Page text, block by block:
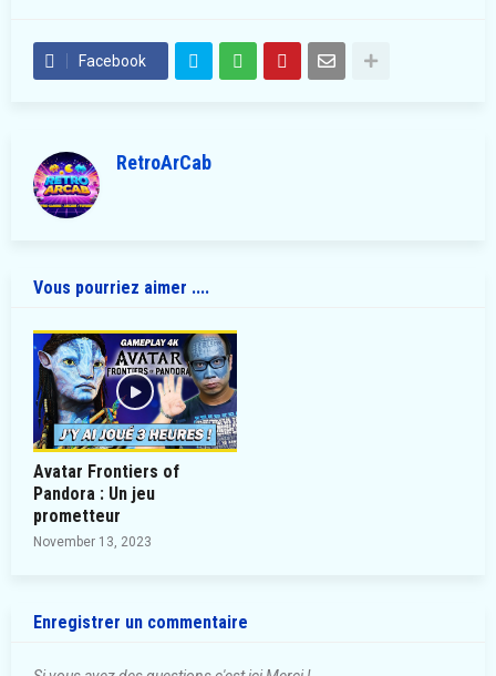
Facebook
RetroArCab
Vous pourriez aimer ....
Avatar Frontiers of
Pandora : Un jeu
prometteur
November 13, 2023
Enregistrer un commentaire